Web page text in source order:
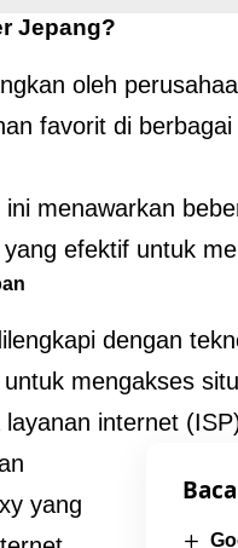
Jepang?
oleh
favorit di
menawarkan
efektif untuk
dengan
mengakses
internet
yang